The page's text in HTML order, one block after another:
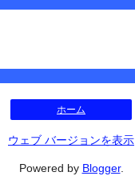
ホーム
ウェブ バージョンを表示
Powered by Blogger.